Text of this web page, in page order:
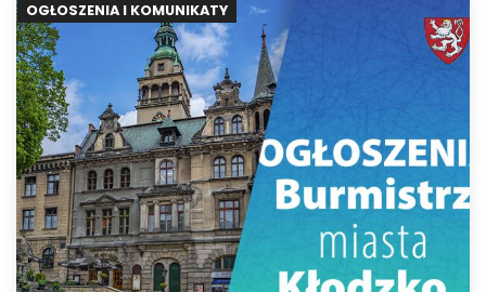
OGŁOSZENIA I KOMUNIKATY